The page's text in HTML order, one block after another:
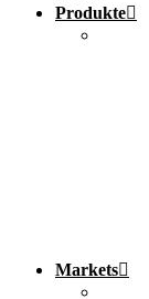
Produkte
Markets